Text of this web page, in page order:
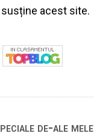
susține acest site.
de-ale mele